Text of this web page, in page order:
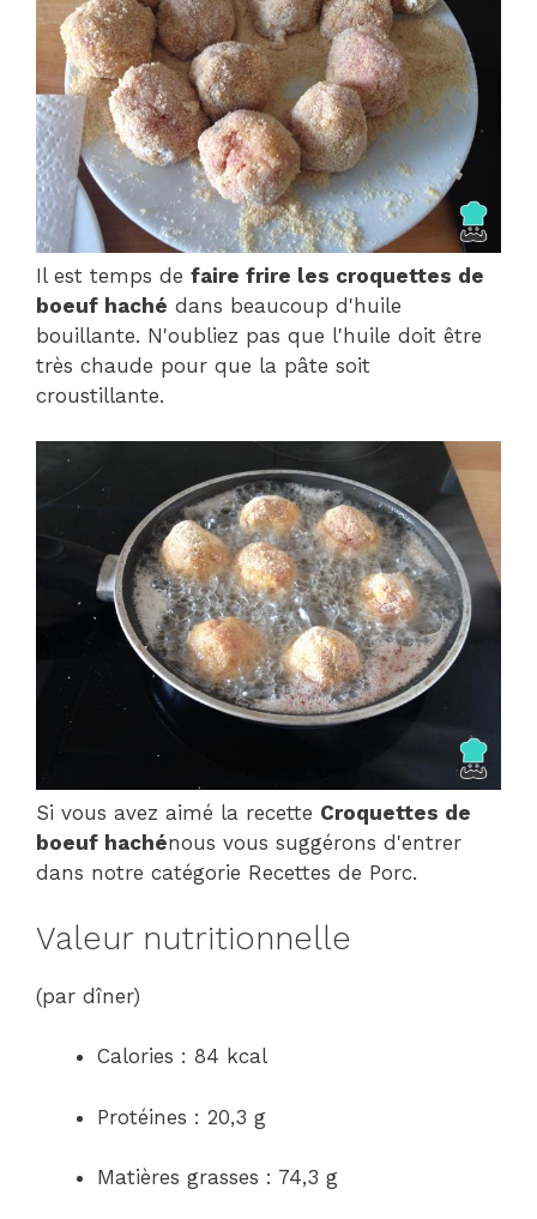
Il est temps de faire frire les croquettes de
boeuf haché dans beaucoup d'huile
bouillante. N'oubliez pas que l'huile doit être
très chaude pour que la pâte soit
croustillante.
Si vous avez aimé la recette Croquettes de
boeuf hachénous vous suggérons d'entrer
dans notre catégorie Recettes de Porc.
Valeur nutritionnelle
(par dîner)
Calories : 84 kcal
Protéines : 20,3 g
Matières grasses : 74,3 g